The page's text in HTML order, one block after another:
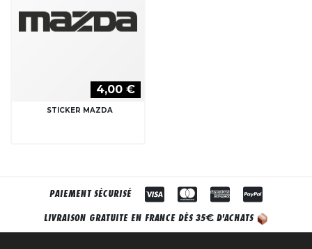
4,00 €
STICKER MAZDA
PAIEMENT SÉCURISÉ
LIVRAISON GRATUITE EN FRANCE DÈS 35€ D'ACHATS